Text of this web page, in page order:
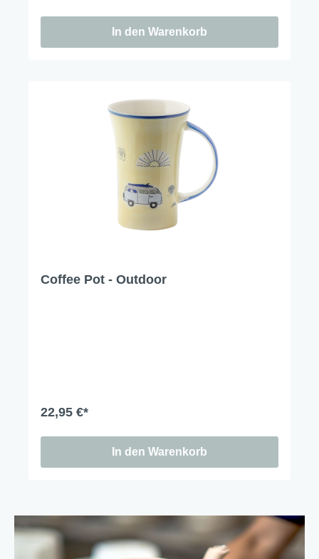
In den Warenkorb
Coffee Pot - Outdoor
22,95 €*
In den Warenkorb